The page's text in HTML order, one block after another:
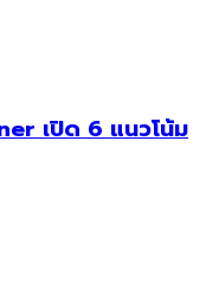
เปิด 6 แนวโน้ม